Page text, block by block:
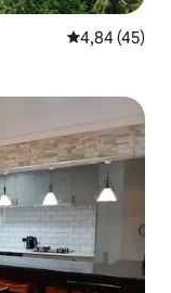
4,84 de uma
4,84 (45)